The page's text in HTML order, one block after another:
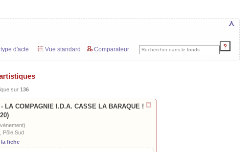
⋏
d'acte Vue standard Comparateur
sur 136
LA COMPAGNIE I.D.A. CASSE LA BARAQUE !
Pôle Sud
la fiche